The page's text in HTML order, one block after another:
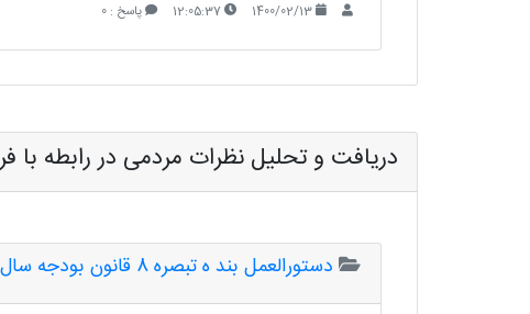
پاسخ : 0
دریافت و تحلیل نظرات مردمی در رابطه با
دستورالعمل بند ه تبصره 8 قانون بودجه سال 1399 کل کشور